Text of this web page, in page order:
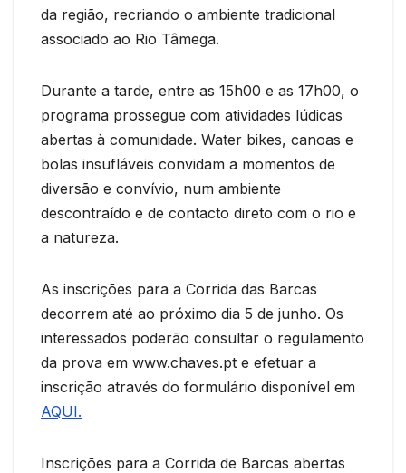
da região, recriando o ambiente tradicional
associado ao Rio Tâmega.
Durante a tarde, entre as 15h00 e as 17h00, o
programa prossegue com atividades lúdicas
abertas à comunidade. Water bikes, canoas e
bolas insufláveis convidam a momentos de
diversão e convívio, num ambiente
descontraído e de contacto direto com o rio e
a natureza.
As inscrições para a Corrida das Barcas
decorrem até ao próximo dia 5 de junho. Os
interessados poderão consultar o regulamento
da prova em www.chaves.pt e efetuar a
inscrição através do formulário disponível em
AQUI.
Inscrições para a Corrida de Barcas abertas